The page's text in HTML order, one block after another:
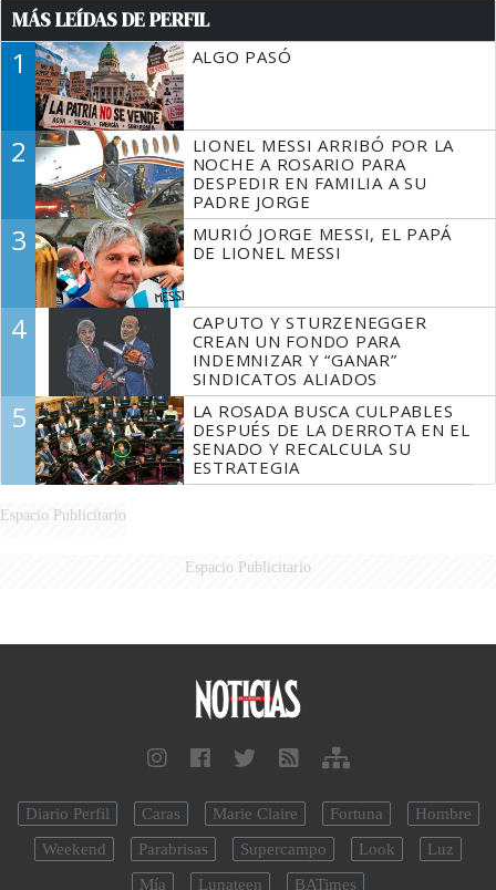
MÁS LEÍDAS DE PERFIL
1 ALGO PASÓ
2
LIONEL MESSI ARRIBÓ POR LA
NOCHE A ROSARIO PARA
DESPEDIR EN FAMILIA A SU
PADRE JORGE
3
MURIÓ JORGE MESSI, EL PAPÁ
DE LIONEL MESSI
4
CAPUTO Y STURZENEGGER
CREAN UN FONDO PARA
INDEMNIZAR Y “GANAR”
SINDICATOS ALIADOS
5
LA ROSADA BUSCA CULPABLES
DESPUÉS DE LA DERROTA EN EL
SENADO Y RECALCULA SU
ESTRATEGIA
Espacio Publicitario
Espacio Publicitario
Diario Perfil Caras Marie Claire Fortuna
Hombre
Weekend
Parabrisas Supercampo Look
Luz
Mía
Lunateen BATimes